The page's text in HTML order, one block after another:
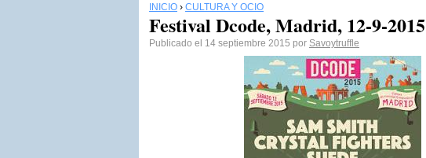
INICIO › CULTURA Y OCIO
Festival Dcode, Madrid, 12-9-2015
Publicado el 14 septiembre 2015 por Savoytruffle